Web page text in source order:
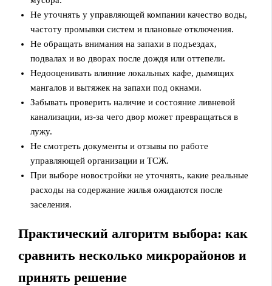
Не уточнять у управляющей компании качество воды,
частоту промывки систем и плановые отключения.
Не обращать внимания на запахи в подъездах,
подвалах и во дворах после дождя или оттепели.
Недооценивать влияние локальных кафе, дымящих
мангалов и вытяжек на запахи под окнами.
Забывать проверить наличие и состояние ливневой
канализации, из-за чего двор может превращаться в
лужу.
Не смотреть документы и отзывы по работе
управляющей организации и ТСЖ.
При выборе новостройки не уточнять, какие реальные
расходы на содержание жилья ожидаются после
заселения.
Практический алгоритм выбора: как
сравнить несколько микрорайонов и
принять решение